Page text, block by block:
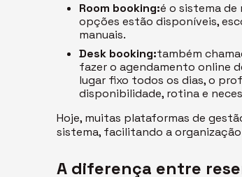
Room booking:é o sistema de
opções estão disponíveis,
manuais.
Desk booking:também
fazer o agendamento online
lugar fixo todos os dias, o
disponibilidade, rotina e
Hoje, muitas plataformas de
sistema, facilitando a
A diferença entre